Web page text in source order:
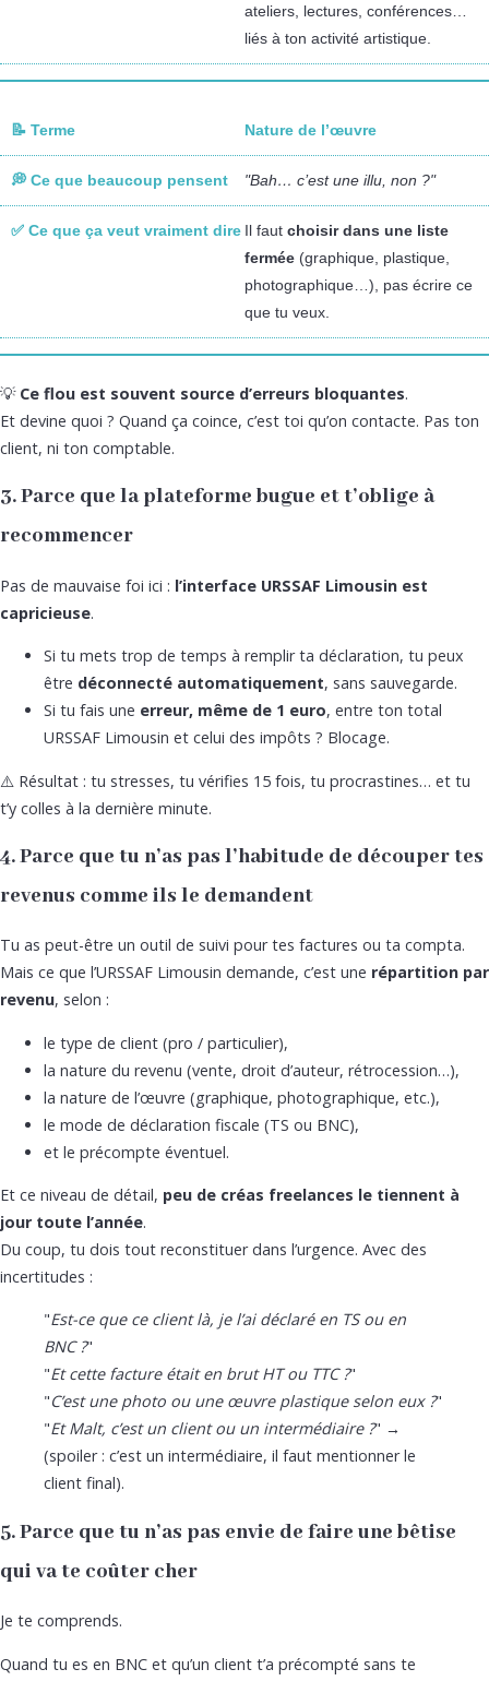
ateliers, lectures, conférences…
liés à ton activité artistique.
Nature de l’œuvre
"Bah… c’est une illu, non ?"
Il faut choisir dans une liste
fermée (graphique, plastique,
photographique…), pas écrire ce
que tu veux.
💡 Ce flou est souvent source d’erreurs bloquantes.
Et devine quoi ? Quand ça coince, c’est toi qu’on contacte. Pas ton
client, ni ton comptable.
3. Parce que la plateforme bugue et t’oblige à
recommencer
Pas de mauvaise foi ici : l’interface URSSAF Limousin est
capricieuse.
Si tu mets trop de temps à remplir ta déclaration, tu peux
être déconnecté automatiquement, sans sauvegarde.
Si tu fais une erreur, même de 1 euro, entre ton total
URSSAF Limousin et celui des impôts ? Blocage.
⚠️ Résultat : tu stresses, tu vérifies 15 fois, tu procrastines… et tu
t’y colles à la dernière minute.
4. Parce que tu n’as pas l’habitude de découper tes
revenus comme ils le demandent
Tu as peut-être un outil de suivi pour tes factures ou ta compta.
Mais ce que l’URSSAF Limousin demande, c’est une répartition par
revenu, selon :
le type de client (pro / particulier),
la nature du revenu (vente, droit d’auteur, rétrocession…),
la nature de l’œuvre (graphique, photographique, etc.),
le mode de déclaration fiscale (TS ou BNC),
et le précompte éventuel.
Et ce niveau de détail, peu de créas freelances le tiennent à
jour toute l’année.
Du coup, tu dois tout reconstituer dans l’urgence. Avec des
incertitudes :
"Est-ce que ce client là, je l’ai déclaré en TS ou en
BNC ?"
"Et cette facture était en brut HT ou TTC ?"
"C’est une photo ou une œuvre plastique selon eux ?"
"Et Malt, c’est un client ou un intermédiaire ?" →
(spoiler : c’est un intermédiaire, il faut mentionner le
client final).
5. Parce que tu n’as pas envie de faire une bêtise
qui va te coûter cher
Je te comprends.
Quand tu es en BNC et qu’un client t’a précompté sans te